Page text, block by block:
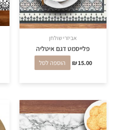
אביזרי שולחן
פלייסמט דגם איטליה
₪15.00 הוספה לסל